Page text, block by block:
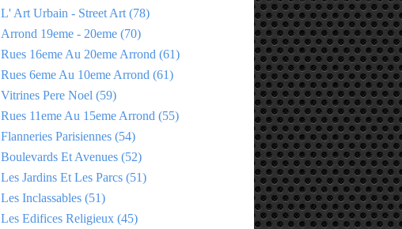
L' Art Urbain - Street Art (78)
Arrond 19eme - 20eme (70)
Rues 16eme Au 20eme Arrond (61)
Rues 6eme Au 10eme Arrond (61)
Vitrines Pere Noel (59)
Rues 11eme Au 15eme Arrond (55)
Flanneries Parisiennes (54)
Boulevards Et Avenues (52)
Les Jardins Et Les Parcs (51)
Les Inclassables (51)
Les Edifices Religieux (45)